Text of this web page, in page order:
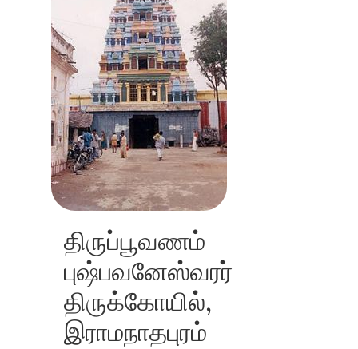
திருப்பூவணம்
புஷ்பவனேஸ்வரர்
திருக்கோயில்,
இராமநாதபுரம்